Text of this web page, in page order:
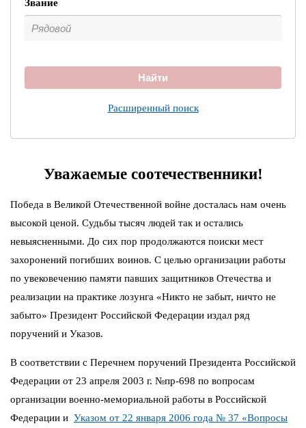
Звание
Найти
Расширенный поиск
Уважаемые соотечественники!
Победа в Великой Отечественной войне досталась нам очень
высокой ценой. Судьбы тысяч людей так и остались
невыясненными. До сих пор продолжаются поиски мест
захоронений погибших воинов. С целью организации работы
по увековечению памяти павших защитников Отечества и
реализации на практике лозунга «Никто не забыт, ничто не
забыто» Президент Российской Федерации издал ряд
поручений и Указов.
В соответствии с Перечнем поручений Президента Российской
Федерации от 23 апреля 2003 г. №пр-698 по вопросам
организации военно-мемориальной работы в Российской
Федерации и Указом от 22 января 2006 года № 37 «Вопросы